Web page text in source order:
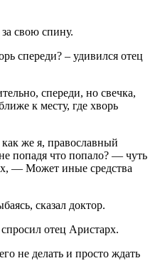
свою спину.
спереди? – удивился отец
спереди, но свечка,
к месту, где хворь
же я, православный
попадя что попало? — чуть
— Может иные средства
сказал доктор.
отец Аристарх.
не делать и просто ждать